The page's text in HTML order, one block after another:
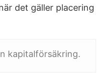
det gäller placering
kapitalförsäkring.